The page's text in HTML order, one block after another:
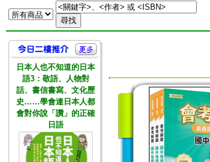
日本人也不知道的日本
語3：敬語、人物對
話、書信書寫、文化歷
史……學會連日本人都
會對你說「讚」的正確
日語